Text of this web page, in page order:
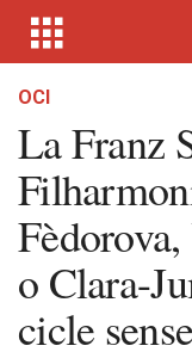
OCI
La Franz
o Clara-
cicle